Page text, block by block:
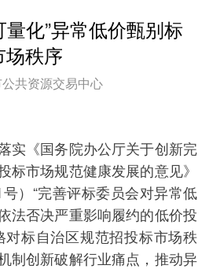
化”异常低价甄别标
秩序
共资源交易中心
《国务院办公厅关于创新完
标市场规范健康发展的意见》
号）“完善评标委员会对异常低
法否决严重影响履约的低价投
对标自治区规范招投标市场秩
制创新破解行业痛点，推动异